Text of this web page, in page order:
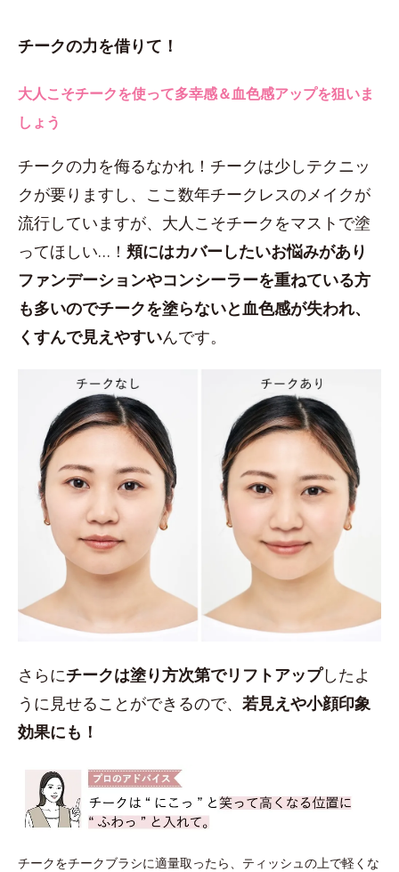
チークの力を借りて！
大人こそチークを使って多幸感＆血色感アップを狙いま
しょう
チークの力を侮るなかれ！チークは少しテクニッ
クが要りますし、ここ数年チークレスのメイクが
流行していますが、大人こそチークをマストで塗
ってほしい…！ 頬にはカバーしたいお悩みがあり
ファンデーションやコンシーラーを重ねている方
も多いのでチークを塗らないと血色感が失われ、
くすんで見えやすいんです。
さらにチークは塗り方次第でリフトアップしたよ
うに見せることができるので、 若見えや小顔印象
効果にも！
チークをチークブラシに適量取ったら、ティッシュの上で軽くな